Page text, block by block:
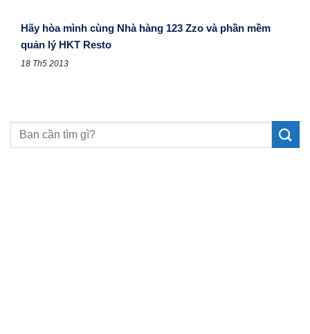
Hãy hòa mình cùng Nhà hàng 123 Zzo và phần mềm
quản lý HKT Resto
18 Th5 2013